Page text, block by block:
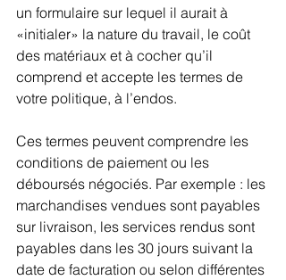
un formulaire sur lequel il aurait à
«initialer» la nature du travail, le coût
des matériaux et à cocher qu’il
comprend et accepte les termes de
votre politique, à l’endos.
Ces termes peuvent comprendre les
conditions de paiement ou les
déboursés négociés. Par exemple : les
marchandises vendues sont payables
sur livraison, les services rendus sont
payables dans les 30 jours suivant la
date de facturation ou selon différentes